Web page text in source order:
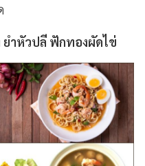
ยำหัวปลี ฟักทองผัดไข่